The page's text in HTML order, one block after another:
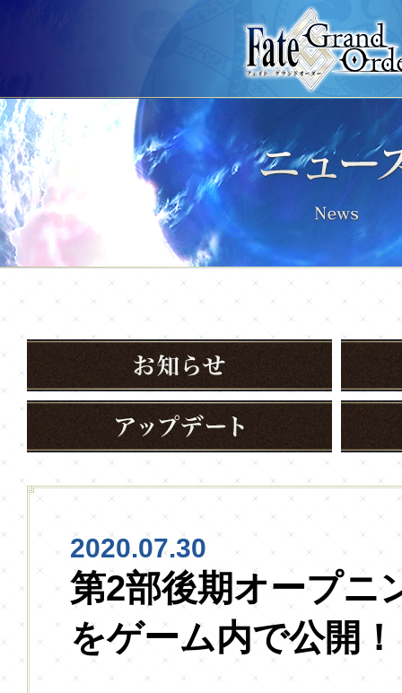
2020.07.30
第2部後期オープニ
をゲーム内で公開！